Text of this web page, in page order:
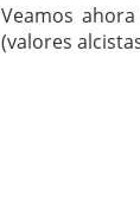
Veamos
(valores